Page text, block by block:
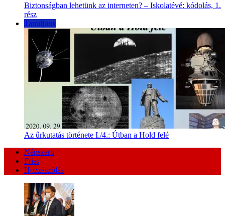
Biztonságban lehetünk az interneten? – Iskolatévé: kódolás, 1.
rész
Tanuljunk
Az űrkutatás története I./4.: Útban a Hold felé
Népszerű
Friss
Hozzászólás